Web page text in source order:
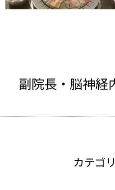
副院長・脳神
カテゴ